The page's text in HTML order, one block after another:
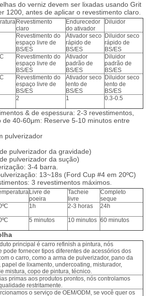
do verniz devem ser lixadas usando Grit
1200, antes de aplicar o revestimento claro.
Revestimento
claro
Endurecedor
do ativador
Diluidor
Revestimento do
espaço livre de
BS/ES
Ativador seco
rápido de
BS/ES
Diluidor seco
rápido de
BS/ES
Revestimento do
espaço livre de
BS/ES
Ativador
padrão de
BS/ES
Diluidor
padrão de
BS/ES
Revestimento do
espaço livre de
BS/ES
Ativador seco
lento de
BS/ES
Diluidor seco
lento de
BS/ES
2 1 0.3-0.5
& de espessura: 2-3 revestimentos,
de 40-60μm: Reserve 5-10 minutos entre
pulverizador
pulverizador da gravidade)
pulverizador da sução)
3-4 barra.
13~18s (Ford Cup #4 em 20ºC)
3 revestimentos máximos.
Livre de
poeira
Tacheie
livre
Completo
seque
1h 2-3 horas 24h
5 minutos 10 minutos 60 minutos
principal é carro refinish a pintura, nós
pode fornecer tipos diferentes de acessórios dos
o carro, como a arma de pulverizador, pano da
papel de lixamento, undercoating, misturador,
mistura, copo de pintura, técnico.
primas aos produtos prontos, nós controlamos
restritamente.
o serviço de OEM/ODM, se você quer os